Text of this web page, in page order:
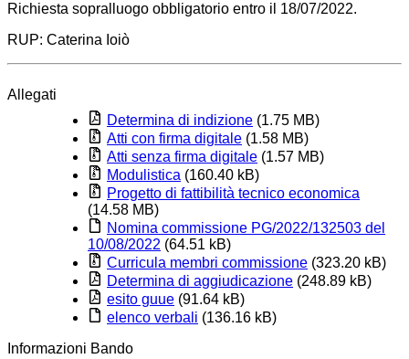
Richiesta sopralluogo obbligatorio entro il 18/07/2022.
RUP: Caterina Ioiò
Allegati
Determina di indizione (1.75 MB)
Atti con firma digitale (1.58 MB)
Atti senza firma digitale (1.57 MB)
Modulistica (160.40 kB)
Progetto di fattibilità tecnico economica
(14.58 MB)
Nomina commissione PG/2022/132503 del
10/08/2022 (64.51 kB)
Curricula membri commissione (323.20 kB)
Determina di aggiudicazione (248.89 kB)
esito guue (91.64 kB)
elenco verbali (136.16 kB)
Informazioni Bando